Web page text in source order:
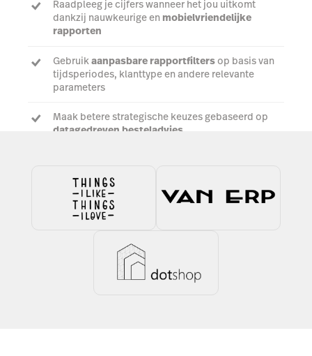
Raadpleeg je cijfers wanneer het jou uitkomt
dankzij nauwkeurige en mobielvriendelijke
rapporten
Gebruikaanpasbare rapportfiltersop basis van
tijdsperiodes, klanttype en andere relevante
parameters
Maak betere strategische keuzes gebaseerd op
datagedreven besteladvies